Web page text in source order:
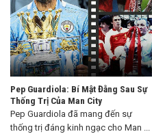
Pep Guardiola: Bí Mật Đằng Sau Sự
Thống Trị Của Man City
Pep Guardiola đã mang đến sự
thống trị đáng kinh ngạc cho Man ...